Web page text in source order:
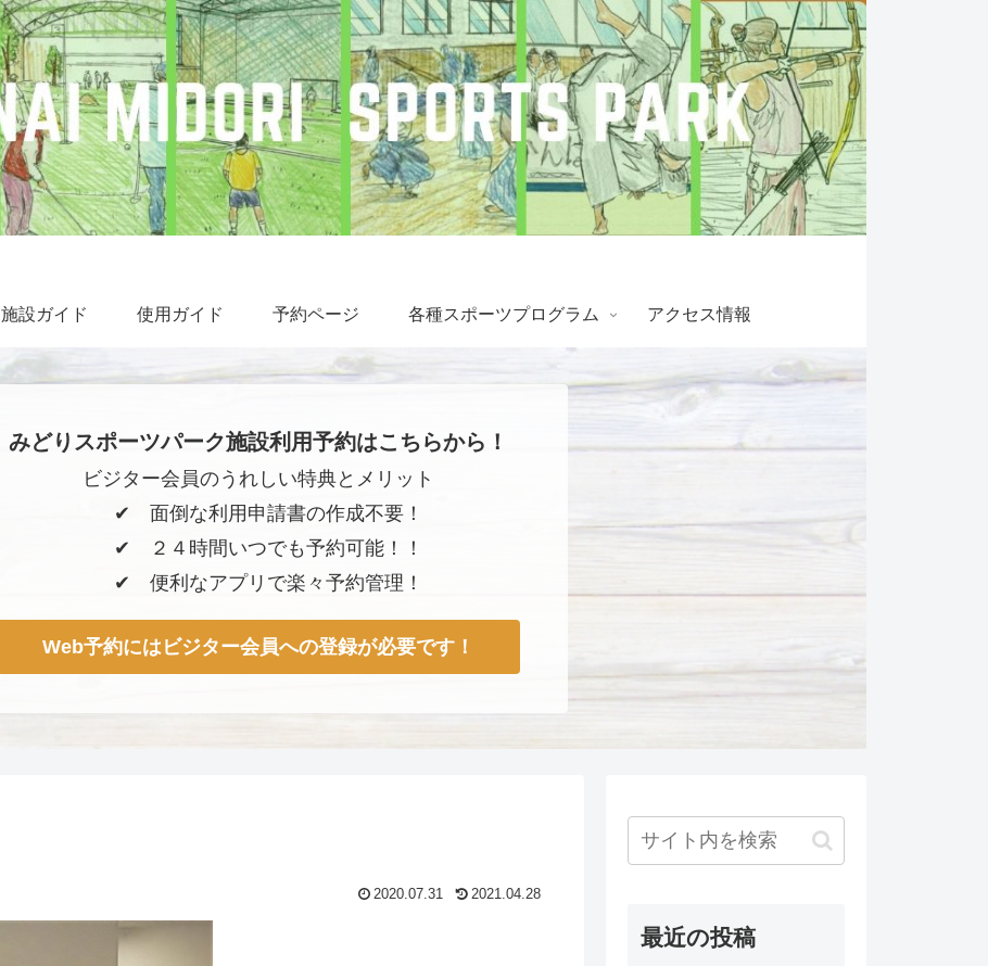
施設ガイド 使用ガイド 予約ページ 各種スポーツプログラム アクセス情報
みどりスポーツパーク施設利用予約はこちらから！
ビジター会員のうれしい特典とメリット
✔︎ 面倒な利用申請書の作成不要！
✔︎ ２４時間いつでも予約可能！！
✔︎ 便利なアプリで楽々予約管理！
Web予約にはビジター会員への登録が必要です！
2020.07.31 2021.04.28
最近の投稿